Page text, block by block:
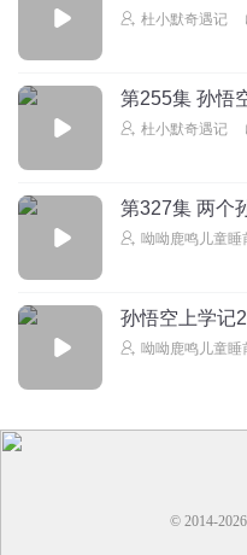
杜小默奇遇记
第255集 孙悟
杜小默奇遇记
第327集 两个
呦呦鹿鸣儿童睡
孙悟空上学记
呦呦鹿鸣儿童睡
© 2014-2026